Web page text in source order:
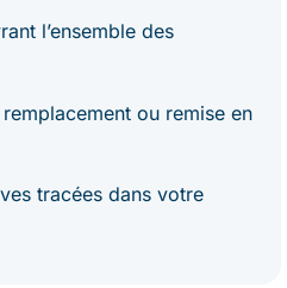
l’ensemble des
ou remise en
tracées dans votre